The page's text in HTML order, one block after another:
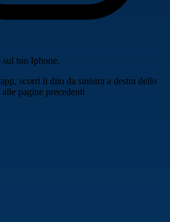
sul tuo Iphone.
scorri il dito da sinistra a destra dello
pagine precedenti